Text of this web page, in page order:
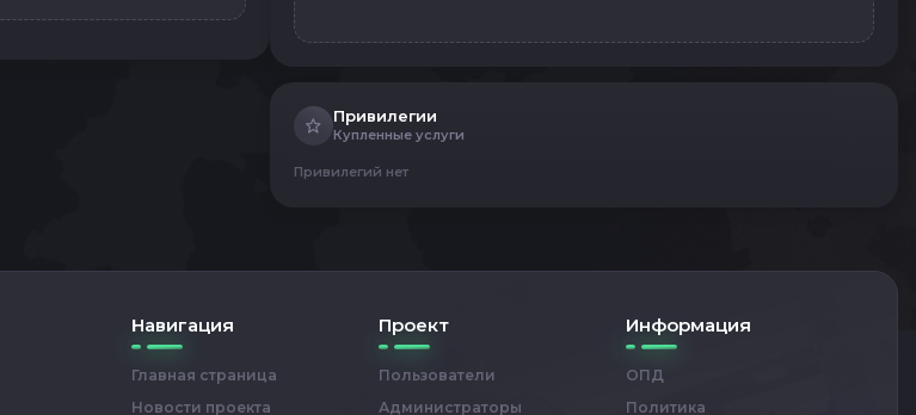
Привилегии
Купленные услуги
Привилегий нет
Навигация
Главная страница
Новости проекта
Проект
Пользователи
Администраторы
Информация
ОПД
Политика